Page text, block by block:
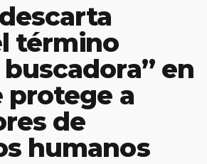
término
en
protege a
de
humanos